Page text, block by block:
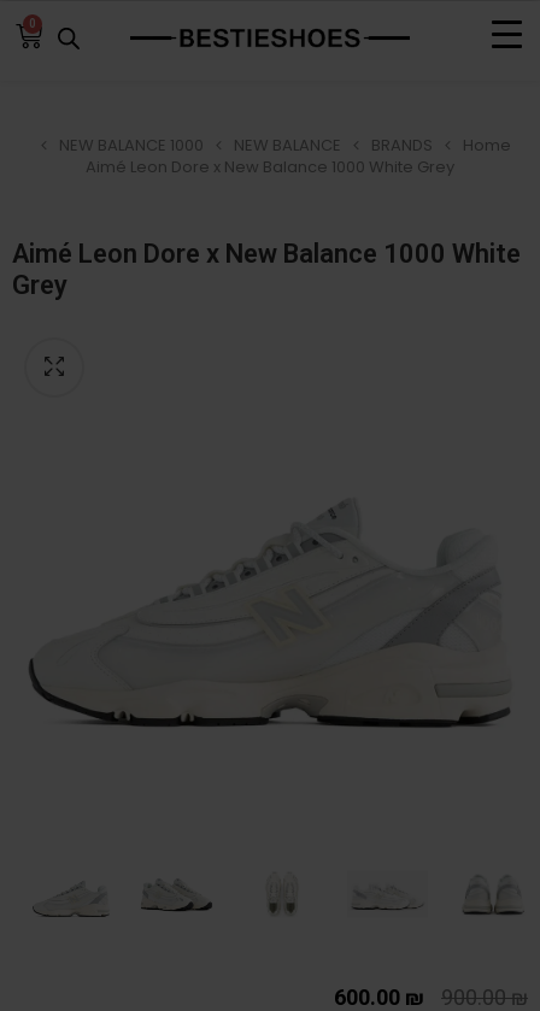
0
Home
BRANDS
NEW BALANCE
NEW BALANCE 1000
Aimé Leon Dore x New Balance 1000 White Grey
Aimé Leon Dore x New Balance 1000 White
Grey
900.00₪
600.00 ₪